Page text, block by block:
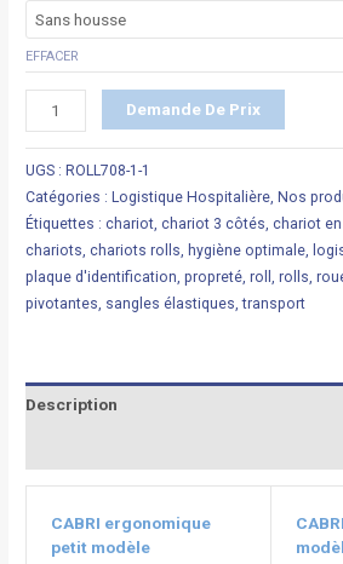
EFFACER
Demande De Prix
UGS :ROLL708-1-1
Catégories :Logistique Hospitalière ,Nos
Étiquettes :chariot ,chariot 3 côtés ,chariot
chariots ,chariots rolls hygiène optimale
plaque d'identification ,propreté ,roll ,rolls ,
pivotantes sangles élastiques ,transport
Description
CABRI ergonomique
petit modèle